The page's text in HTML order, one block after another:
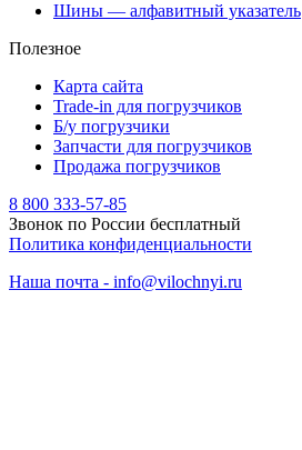
Шины — алфавитный указатель
Полезное
Карта сайта
Trade-in для погрузчиков
Б/у погрузчики
Запчасти для погрузчиков
Продажа погрузчиков
8 800 333-57-85
Звонок по России бесплатный
Политика конфиденциальности
Наша почта - info@vilochnyi.ru